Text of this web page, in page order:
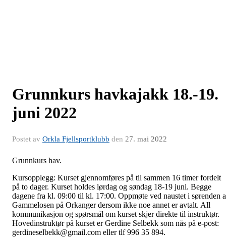
Grunnkurs havkajakk 18.-19.
juni 2022
Postet av Orkla Fjellsportklubb den 27. mai 2022
Grunnkurs hav.
Kursopplegg: Kurset gjennomføres på til sammen 16 timer fordelt
på to dager. Kurset holdes lørdag og søndag 18-19 juni. Begge
dagene fra kl. 09:00 til kl. 17:00. Oppmøte ved naustet i sørenden
Gammelosen på Orkanger dersom ikke noe annet er avtalt. All
kommunikasjon og spørsmål om kurset skjer direkte til instruktør.
Hovedinstruktør på kurset er Gerdine Selbekk som nås på e-post:
gerdineselbekk@gmail.com eller tlf 996 35 894.